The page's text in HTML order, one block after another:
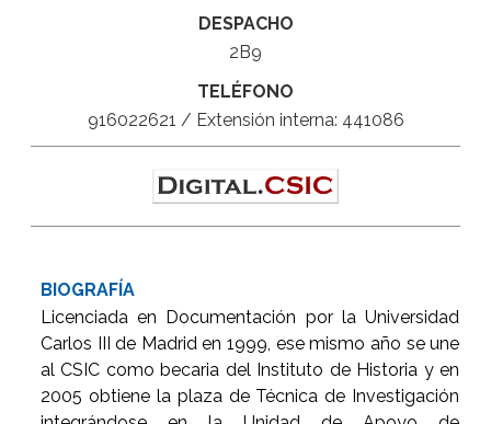
DESPACHO
2B9
TELÉFONO
916022621 / Extensión interna: 441086
BIOGRAFÍA
Licenciada en Documentación por la Universidad
Carlos III de Madrid en 1999, ese mismo año se une
al CSIC como becaria del Instituto de Historia y en
2005 obtiene la plaza de Técnica de Investigación